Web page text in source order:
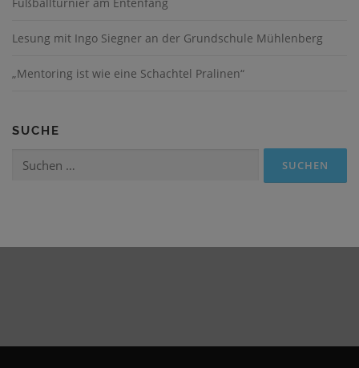
Lesung mit Ingo Siegner an der Grundschule Mühlenberg
„Mentoring ist wie eine Schachtel Pralinen“
SUCHE
Suchen